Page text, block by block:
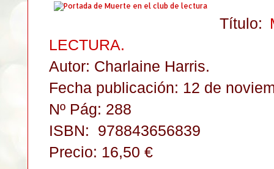
Título:
LECTURA.
Autor: Charlaine Harris.
Fecha publicación: 12 de
Nº Pág: 288
ISBN: 978843656839
Precio: 16,50 €